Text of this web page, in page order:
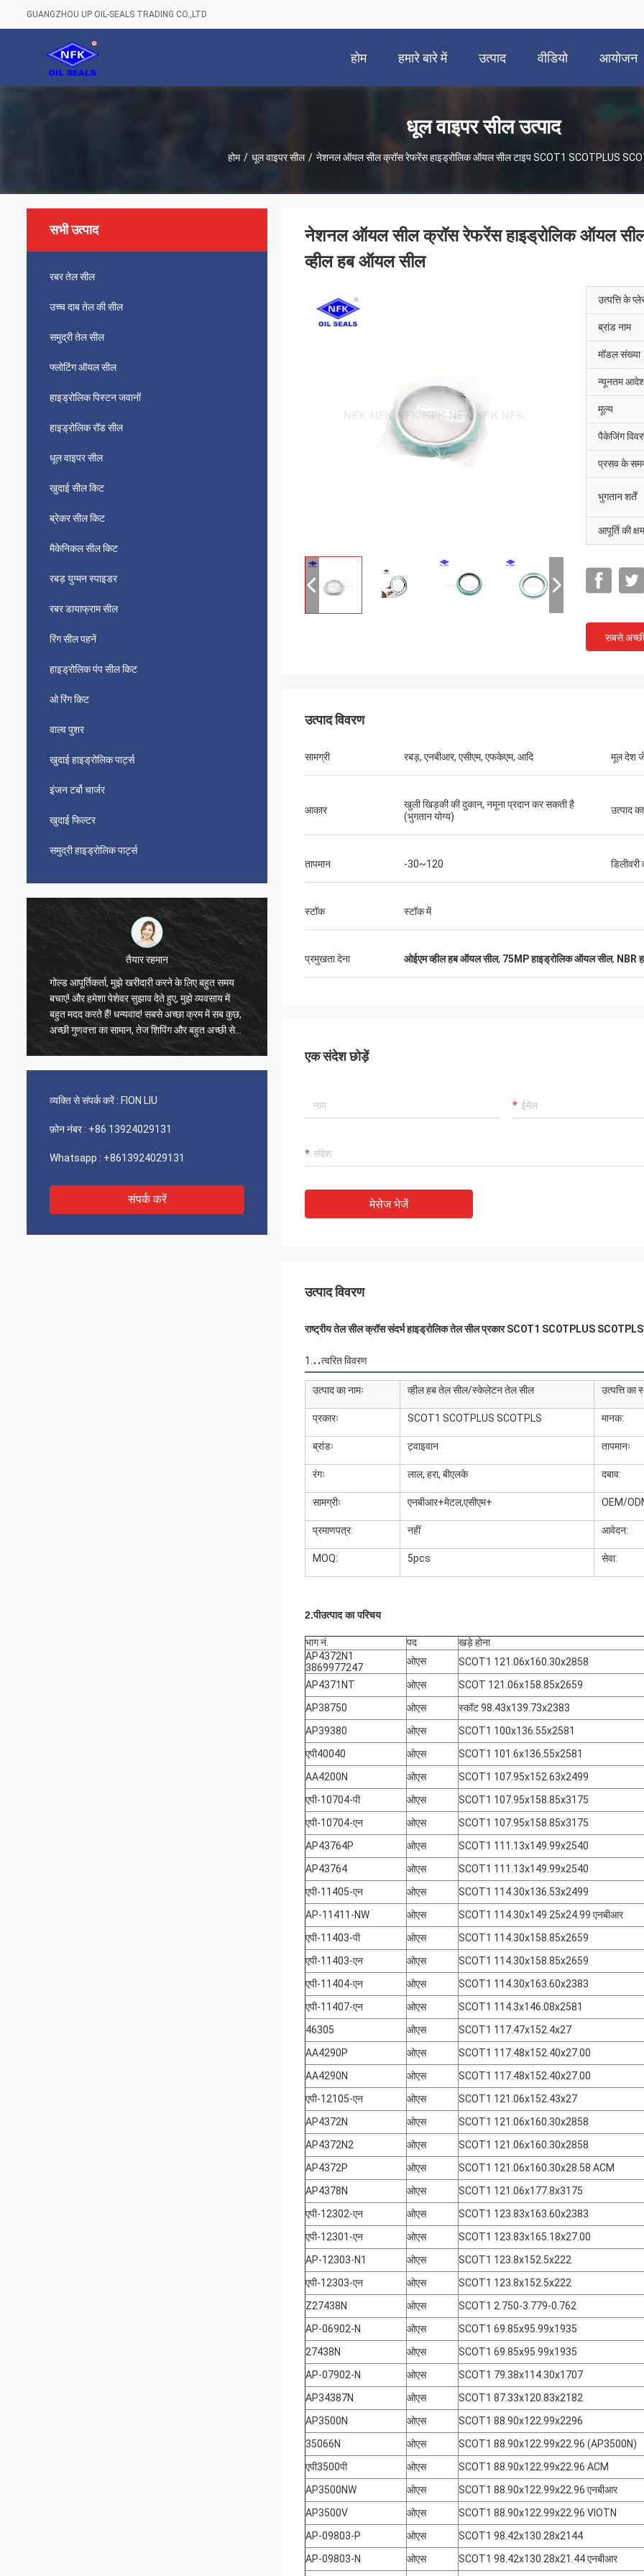
GUANGZHOU UP OIL-SEALS TRADING CO.,LTD
होम हमारे बारे में उत्पाद वीडियो आयोजन
धूल वाइपर सील उत्पाद
होम / धूल वाइपर सील / नेशनल ऑयल सील क्रॉस रेफरेंस हाइड्रोलिक ऑयल सील टाइप SCOT1 SCOTPLUS
सभी उत्पाद
रबर तेल सील
उच्च दाब तेल की सील
समुद्री तेल सील
फ्लोटिंग ऑयल सील
हाइड्रोलिक पिस्टन जवानों
हाइड्रोलिक रॉड सील
धूल वाइपर सील
खुदाई सील किट
ब्रेकर सील किट
मैकेनिकल सील किट
रबड़ युग्मन स्पाइडर
रबर डायाफ्राम सील
रिंग सील पहनें
हाइड्रोलिक पंप सील किट
ओ रिंग किट
वाल्व पुशर
खुदाई हाइड्रोलिक पार्ट्स
इंजन टर्बो चार्जर
खुदाई फिल्टर
समुद्री हाइड्रोलिक पार्ट्स
तैयार रहमान
गोल्ड आपूर्तिकर्ता, मुझे खरीदारी करने के लिए बहुत समय
बचाएं! और हमेशा पेशेवर सुझाव देते हुए, मुझे व्यवसाय में
बहुत मदद करते हैं! धन्यवाद! सबसे अच्छा क्रम में सब कुछ,
अच्छी गुणवत्ता का सामान, तेज शिपिंग और बहुत अच्छी सेवा
जो मैं सुझाता हूं। 5 सितारों को शामिल किया गया! आपके
मुतकिलवा विल्सन अफ्रीका
व्यक्ति से संपर्क करें : FION LIU
फ़ोन नंबर : +86 13924029131
Whatsapp : +8613924029131
संपर्क करें
नेशनल ऑयल सील क्रॉस रेफरेंस हाइड्रोलिक ऑयल
व्हील हब ऑयल सील
उत्पत्ति के
ब्रांड नाम
मॉडल संख्या
न्यूनतम आदेश
मूल्य
पैकेजिंग
प्रसव के
भुगतान शर्तें
आपूर्ति की
सबसे
उत्पाद विवरण
सामग्री रबड़, एनबीआर, एसीएम, एफकेएम, आदि मूल देश
आकार
खुली खिड़की की दुकान, नमूना प्रदान कर सकती है
(भुगतान योग्य)
उत्पाद
तापमान -30~120
स्टॉक स्टॉक में
प्रमुखता देना ओईएम व्हील हब ऑयल सील, 75MP हाइड्रोलिक ऑयल सील, NBR
एक संदेश छोड़ें
मेसेज भेजें
उत्पाद विवरण
राष्ट्रीय तेल सील क्रॉस संदर्भ हाइड्रोलिक तेल सील प्रकार SCOT1 SCOTPLUS
1. ..त्वरित विवरण
उत्पाद का नामः व्हील हब तेल सील/स्केलेटन तेल सील उत्पत्ति का
प्रकारः SCOT1 SCOTPLUS SCOTPLS मानक:
ब्रांडः ट्वाइवान तापमानः
रंगः लाल, हरा, बीएलके दबाव:
सामग्रीः एनबीआर+मेटल,एसीएम+ OEM/
प्रमाणपत्र: नहीं आवेदन:
MOQ: 5pcs सेवा:
2.पीउत्पाद का परिचय
भाग नं. पद खड़े होना
AP4372N1
3869977247
ओएस SCOT1 121.06x160.30x2858
AP4371NT ओएस SCOT 121.06x158.85x2659
AP38750
ओएस स्कॉट 98.43x139.73x2383
AP39380
ओएस SCOT1 100x136.55x2581
एपी40040
ओएस SCOT1 101.6x136.55x2581
AA4200N
ओएस SCOT1 107.95x152.63x2499
एपी-10704-पी
ओएस SCOT1 107.95x158.85x3175
एपी-10704-एन
ओएस SCOT1 107.95x158.85x3175
AP43764P
ओएस SCOT1 111.13x149.99x2540
AP43764
ओएस SCOT1 111.13x149.99x2540
एपी-11405-एन
ओएस SCOT1 114.30x136.53x2499
AP-11411-NW
ओएस SCOT1 114.30x149.25x24.99 एनबीआर
एपी-11403-पी
ओएस SCOT1 114.30x158.85x2659
एपी-11403-एन
ओएस SCOT1 114.30x158.85x2659
एपी-11404-एन
ओएस SCOT1 114.30x163.60x2383
एपी-11407-एन
ओएस SCOT1 114.3x146.08x2581
46305
ओएस SCOT1 117.47x152.4x27
AA4290P
ओएस SCOT1 117.48x152.40x27.00
AA4290N
ओएस SCOT1 117.48x152.40x27.00
एपी-12105-एन
ओएस SCOT1 121.06x152.43x27
AP4372N
ओएस SCOT1 121.06x160.30x2858
AP4372N2
ओएस SCOT1 121.06x160.30x2858
AP4372P
ओएस SCOT1 121.06x160.30x28.58 ACM
AP4378N
ओएस SCOT1 121.06x177.8x3175
एपी-12302-एन
ओएस SCOT1 123.83x163.60x2383
एपी-12301-एन
ओएस SCOT1 123.83x165.18x27.00
AP-12303-N1
ओएस SCOT1 123.8x152.5x222
एपी-12303-एन
ओएस SCOT1 123.8x152.5x222
Z27438N
ओएस SCOT1 2.750-3.779-0.762
AP-06902-N
ओएस SCOT1 69.85x95.99x1935
27438N
ओएस SCOT1 69.85x95.99x1935
AP-07902-N
ओएस SCOT1 79.38x114.30x1707
AP34387N
ओएस SCOT1 87.33x120.83x2182
AP3500N
ओएस SCOT1 88.90x122.99x2296
35066N
ओएस SCOT1 88.90x122.99x22.96 (AP3500N)
एपी3500पी
ओएस SCOT1 88.90x122.99x22.96 ACM
AP3500NW
ओएस SCOT1 88.90x122.99x22.96 एनबीआर
AP3500V
ओएस SCOT1 88.90x122.99x22.96 VIOTN
AP-09803-P
ओएस SCOT1 98.42x130.28x2144
AP-09803-N
ओएस SCOT1 98.42x130.28x21.44 एनबीआर